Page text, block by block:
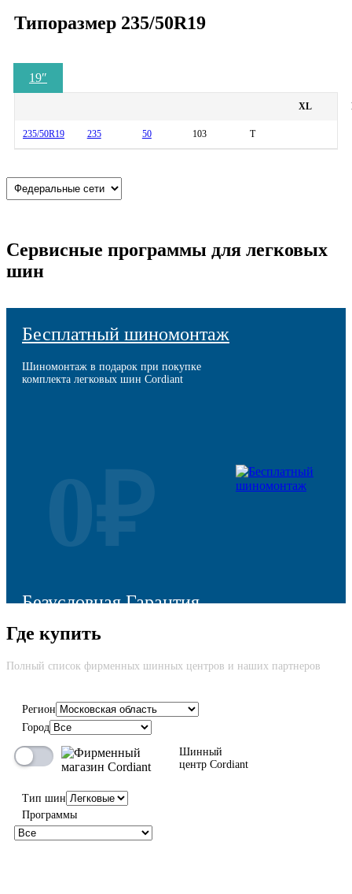
Типоразмер 235/50R19
19″
XL
235/50R19 235 50 103 T
Сервисные программы для легковых
шин
Бесплатный шиномонтаж
Шиномонтаж в подарок при покупке
комплекта легковых шин Cordiant
100%
Безусловная Гарантия
Cкидка до 100% на новую шину вне зависимости от причины
возврата
Где купить
Полный список фирменных шинных центров и наших партнеров
Регион
Город
Шинный
центр Cordiant
Тип шин
Программы